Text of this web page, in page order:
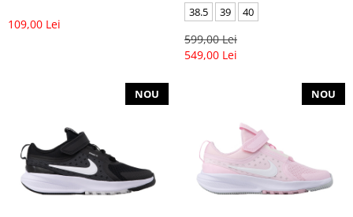
109,00 Lei
38.5
39 40
599,00 Lei
549,00 Lei
NOU NOU